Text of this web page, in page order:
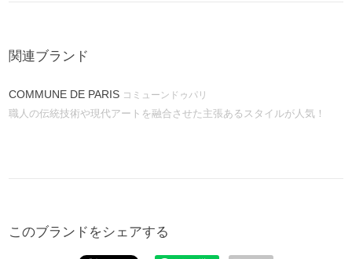
関連ブランド
COMMUNE DE PARIS コミューンドゥパリ
職人の伝統技術や現代アートを融合させた主張あるスタイルが人気！
このブランドをシェアする